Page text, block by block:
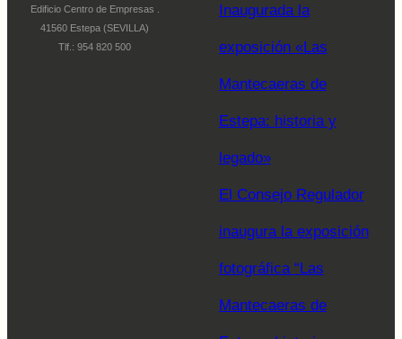
Edificio Centro de Empresas .
41560 Estepa (SEVILLA)
Tlf.: 954 820 500
Inaugurada la
exposición «Las
Mantecaeras de
Estepa: historia y
legado»
El Consejo Regulador
inaugura la exposición
fotográfica “Las
Mantecaeras de